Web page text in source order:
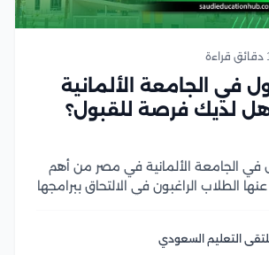
في الجامعة الألمانية
لديك فرصة للقبول؟
في الجامعة الألمانية في مصر من أهم
الطلاب الراغبون في الالتحاق ببرامجها
معايير القبول، وتقديم المستندات
التعليم السعودي